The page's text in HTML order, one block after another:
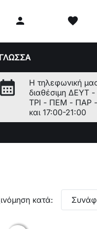
 favorite
ΓΛΩΣΣΑ
calendar_month
Η τηλεφωνική
διαθέσιμη ΔΕΥΤ
ΤΡΙ - ΠΕΜ - ΠΑΡ
και 17:00-21:00
κατά: